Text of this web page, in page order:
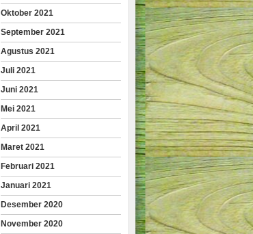
Oktober 2021
September 2021
Agustus 2021
Juli 2021
Juni 2021
Mei 2021
April 2021
Maret 2021
Februari 2021
Januari 2021
Desember 2020
November 2020